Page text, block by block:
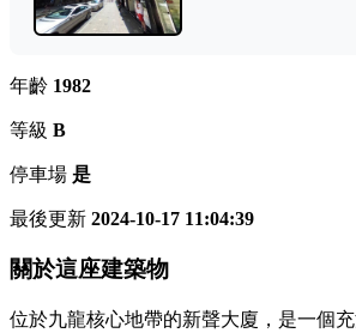
年齡 1982
等級 B
停車場 是
最後更新 2024-10-17 11:04:39
關於這座建築物
位於九龍核心地帶的新聲大廈，是一個